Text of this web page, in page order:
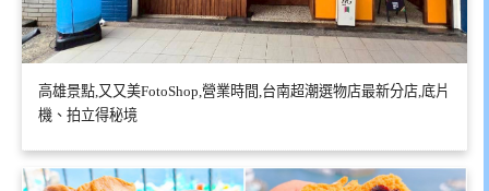
高雄景點,又又美FotoShop,營業時間,台南超潮選物店最新分店,底片
機、拍立得秘境